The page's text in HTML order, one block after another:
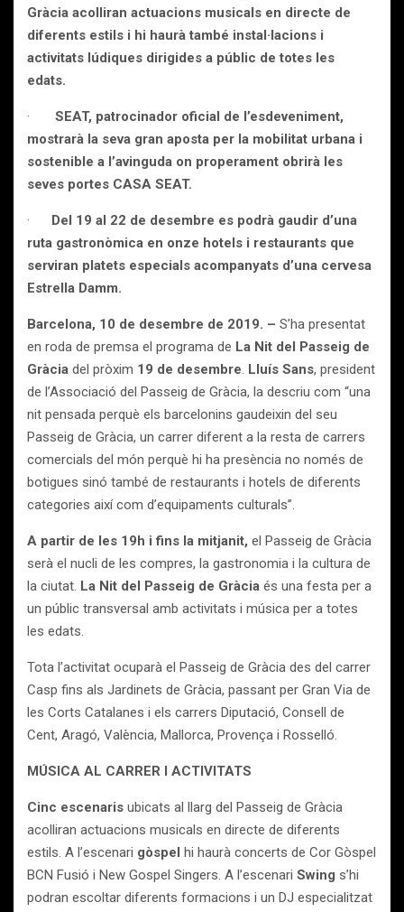
Gràcia acolliran actuacions musicals en directe de
diferents estils i hi haurà també instal·lacions i
activitats lúdiques dirigides a públic de totes les
edats.
· SEAT, patrocinador oficial de l’esdeveniment,
mostrarà la seva gran aposta per la mobilitat urbana i
sostenible a l’avinguda on properament obrirà les
seves portes CASA SEAT.
· Del 19 al 22 de desembre es podrà gaudir d’una
ruta gastronòmica en onze hotels i restaurants que
serviran platets especials acompanyats d’una cervesa
Estrella Damm.
Barcelona, 10 de desembre de 2019. – S’ha presentat
en roda de premsa el programa de La Nit del Passeig de
Gràcia del pròxim 19 de desembre. Lluís Sans, president
de l’Associació del Passeig de Gràcia, la descriu com “una
nit pensada perquè els barcelonins gaudeixin del seu
Passeig de Gràcia, un carrer diferent a la resta de carrers
comercials del món perquè hi ha presència no només de
botigues sinó també de restaurants i hotels de diferents
categories així com d’equipaments culturals”.
A partir de les 19h i fins la mitjanit, el Passeig de Gràcia
serà el nucli de les compres, la gastronomia i la cultura de
la ciutat. La Nit del Passeig de Gràcia és una festa per a
un públic transversal amb activitats i música per a totes
les edats.
Tota l’activitat ocuparà el Passeig de Gràcia des del carrer
Casp fins als Jardinets de Gràcia, passant per Gran Via de
les Corts Catalanes i els carrers Diputació, Consell de
Cent, Aragó, València, Mallorca, Provença i Rosselló.
MÚSICA AL CARRER I ACTIVITATS
Cinc escenaris ubicats al llarg del Passeig de Gràcia
acolliran actuacions musicals en directe de diferents
estils. A l’escenari gòspel hi haurà concerts de Cor Gòspel
BCN Fusió i New Gospel Singers. A l’escenari Swing s’hi
podran escoltar diferents formacions i un DJ especialitzat